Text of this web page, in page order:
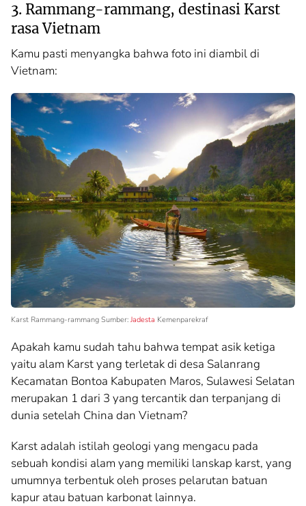
3. Rammang-rammang, destinasi Karst
rasa Vietnam
Kamu pasti menyangka bahwa foto ini diambil di
Vietnam:
Karst Rammang-rammang Sumber: Jadesta Kemenparekraf
Apakah kamu sudah tahu bahwa tempat asik ketiga
yaitu alam Karst yang terletak di desa Salanrang
Kecamatan Bontoa Kabupaten Maros, Sulawesi Selatan
merupakan 1 dari 3 yang tercantik dan terpanjang di
dunia setelah China dan Vietnam?
Karst adalah istilah geologi yang mengacu pada
sebuah kondisi alam yang memiliki lanskap karst, yang
umumnya terbentuk oleh proses pelarutan batuan
kapur atau batuan karbonat lainnya.